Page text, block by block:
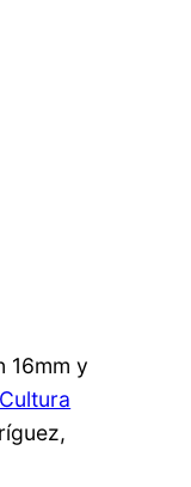
16mm y